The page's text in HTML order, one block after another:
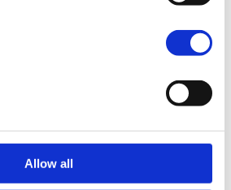
Allow all
een cruciale rol bij de
kunnen zowel
kan blokkeren, creëren
schaduwen over het
de weersvoorspelling en